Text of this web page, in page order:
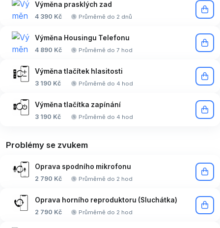
Výměna prasklých zad
4 390 Kč Průměrně do 2 dnů
Výměna Housingu Telefonu
4 890 Kč Průměrně do 7 hod
Výměna tlačítek hlasitosti
3 190 Kč Průměrně do 4 hod
Výměna tlačítka zapínání
3 190 Kč Průměrně do 4 hod
Problémy se zvukem
Oprava spodního mikrofonu
2 790 Kč Průměrně do 2 hod
Oprava horního reproduktoru (Sluchátka)
2 790 Kč Průměrně do 2 hod